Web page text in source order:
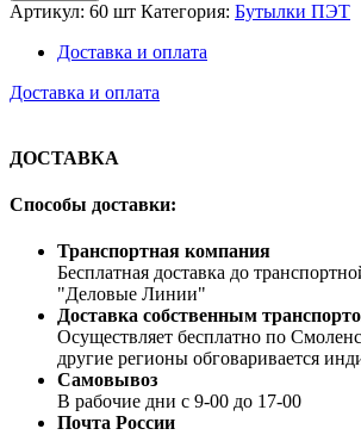
Артикул: 60 шт Категория: Бутылки ПЭТ
Доставка и оплата
Доставка и оплата
ДОСТАВКА
Способы доставки:
Транспортная компания
Бесплатная доставка до
"Деловые Линии"
Доставка собственным
Осуществляет бесплатно по
другие регионы обговаривается
Самовывоз
В рабочие дни с 9-00 до 17-00
Почта России